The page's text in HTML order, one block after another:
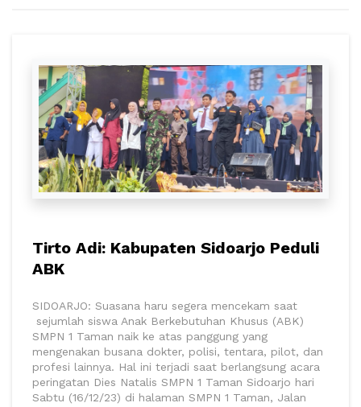
Tirto Adi: Kabupaten Sidoarjo Peduli
ABK
SIDOARJO: Suasana haru segera mencekam saat
sejumlah siswa Anak Berkebutuhan Khusus (ABK)
SMPN 1 Taman naik ke atas panggung yang
mengenakan busana dokter, polisi, tentara, pilot, dan
profesi lainnya. Hal ini terjadi saat berlangsung acara
peringatan Dies Natalis SMPN 1 Taman Sidoarjo hari
Sabtu (16/12/23) di halaman SMPN 1 Taman, Jalan